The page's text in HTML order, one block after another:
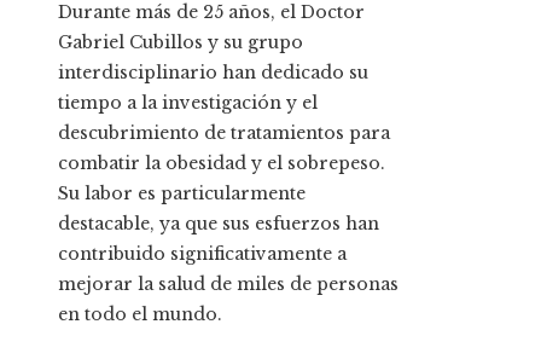
Durante más de 25 años, el Doctor
Gabriel Cubillos y su grupo
interdisciplinario han dedicado su
tiempo a la investigación y el
descubrimiento de tratamientos para
combatir la obesidad y el sobrepeso.
Su labor es particularmente
destacable, ya que sus esfuerzos han
contribuido significativamente a
mejorar la salud de miles de personas
en todo el mundo.